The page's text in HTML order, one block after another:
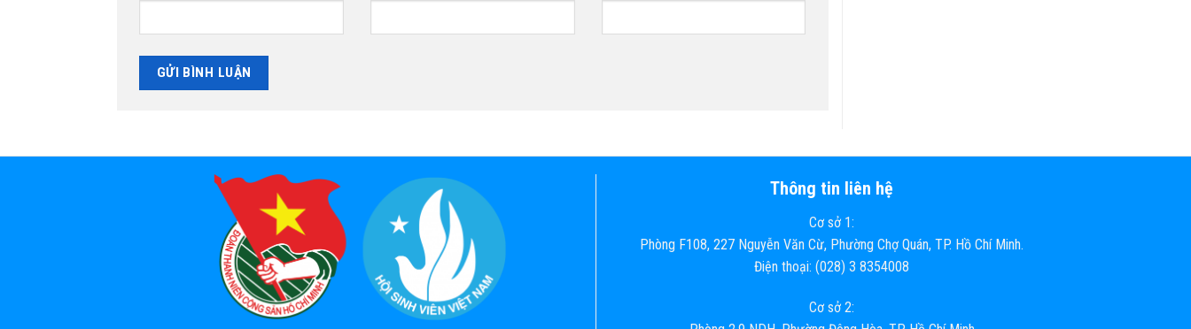
Thông tin liên hệ
Cơ sở 1:
Phòng F108, 227 Nguyễn Văn Cừ, Phường Chợ Quán, TP. Hồ Chí Minh.
Điện thoại: (028) 3 8354008
Cơ sở 2: